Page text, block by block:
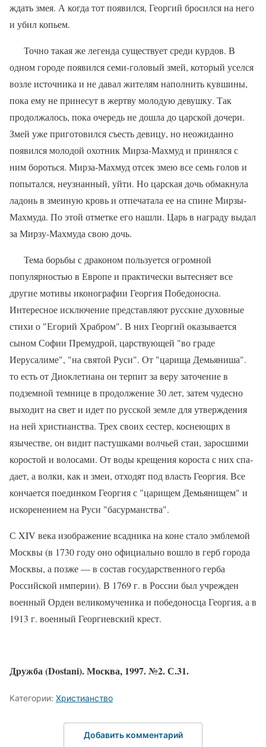
ждать змея. А когда тот появился, Георгий бросил­ся на него
и убил копьем.
Точно такая же легенда существует сре­ди курдов. В
одном городе появился семи-головый змей, который уселся
возле источ­ника и не давал жителям наполнить кувши­ны,
пока ему не принесут в жертву моло­дую девушку. Так
продолжалось, пока оче­редь не дошла до царской дочери.
Змей уже приготовился съесть девицу, но неожидан­но
появился молодой охотник Мирза-Мах­муд и принялся с
ним бороться. Мирза-Мах­муд отсек змею все семь голов и
попытал­ся, неузнанный, уйти. Но царская дочь об­макнула
ладонь в змеиную кровь и отпеча­тала ее на спине Мирзы-
Махмуда. По этой отметке его нашли. Царь в награду выдал
за Мирзу-Махмуда свою дочь.
Тема борьбы с драконом пользуется ог­ромной
популярностью в Европе и практи­чески вытесняет все
другие мотивы иконог­рафии Георгия Победоносна.
Интересное исключение представляют русские духов­ные
стихи о "Егорий Храбром". В них Ге­оргий оказывается
сыном Софии Премуд­рой, царствующей "во граде
Иерусалиме", "на святой Руси". От "царища Демьяниша".
то есть от Диоклетиана он терпит за веру заточение в
подземной темнице в продол­жение 30 лет, затем чудесно
выходит на свет и идет по русской земле для утверждения
на ней христианства. Трех своих сестер, кос­неющих в
язычестве, он видит пастушками волчьей стаи, заросшими
коростой и воло­сами. От воды крещения короста с них спа­
дает, а волки, как и змеи, отходят под власть Георгия. Все
кончается поединком Георгия с "царищем Демьянищем" и
искоренением на Руси "басурманства".
С XIV века изображение всадника на коне стало эмблемой
Москвы (в 1730 году оно официально вошло в герб города
Мос­квы, а позже — в состав государственного герба
Российской империи). В 1769 г. в Рос­сии был учрежден
военный Орден велико­мученика и победоносца Георгия, а в
1913 г. военный Георгиевский крест.
Дружба (Dostani). Москва, 1997. №2. С.31.
Категории: Христианство
Добавить комментарий